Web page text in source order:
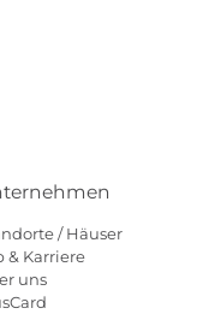
/ Häuser
& Karriere
uns